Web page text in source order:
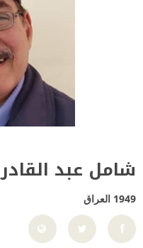
شامل عبد القادر
1949 العراق